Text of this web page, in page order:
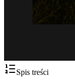
Spis treści